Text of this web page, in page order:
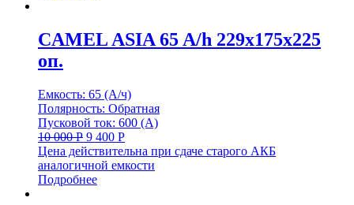
CAMEL ASIA 65 A/h 229x175x225
оп.
Емкость: 65 (А/ч)
Полярность: Обратная
Пусковой ток: 600 (А)
10 000Р 9 400 Р
Цена действительна при сдаче старого АКБ
аналогичной емкости
Подробнее